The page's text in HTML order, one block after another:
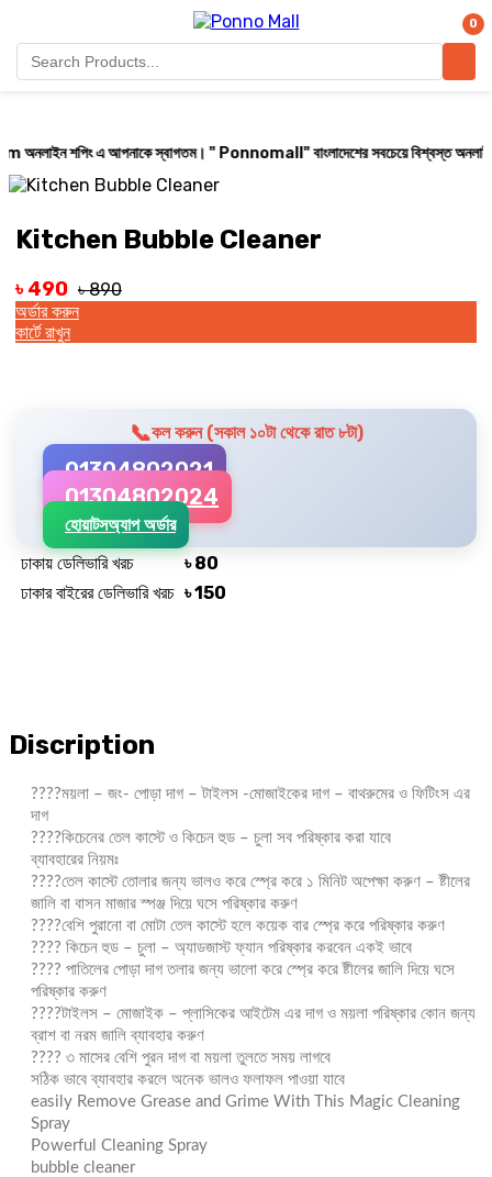
শপিং এ আপনাকে স্বাগতম। " Ponnomall" বাংলাদেশের সবচেয়ে বিশ্বস্ত অনলাইন শপ।
0
Kitchen Bubble Cleaner
৳ 490 ৳ 890
অর্ডার করুন
কার্টে রাখুন
📞কল করুন (সকাল ১০টা থেকে রাত ৮টা)
01304802021
01304802024
হোয়াটসঅ্যাপ অর্ডার
ঢাকায় ডেলিভারি খরচ
৳ 80
ঢাকার বাইরের ডেলিভারি খরচ ৳ 150
Discription
????ময়লা – জং- পোড়া দাগ – টাইলস -মোজাইকের দাগ – বাথরুমের ও ফিটিংস এর
দাগ
????কিচেনের তেল কাস্টে ও কিচেন হুড – চুলা সব পরিষ্কার করা যাবে
ব্যাবহারের নিয়মঃ
????তেল কাস্টে তোলার জন্য ভালও করে স্প্রে করে ১ মিনিট অপেক্ষা করুণ – ষ্টীলের
জালি বা বাসন মাজার স্পঞ্জ দিয়ে ঘসে পরিষ্কার করুণ
????বেশি পুরানো বা মোটা তেল কাস্টে হলে কয়েক বার স্প্রে করে পরিষ্কার করুণ
???? কিচেন হুড – চুলা – অ্যাডজাস্ট ফ্যান পরিষ্কার করবেন একই ভাবে
???? পাতিলের পোড়া দাগ তলার জন্য ভালো করে স্প্রে করে ষ্টীলের জালি দিয়ে ঘসে
পরিষ্কার করুণ
????টাইলস – মোজাইক – প্লাসিকের আইটেম এর দাগ ও ময়লা পরিষ্কার কোন জন্য
ব্রাশ বা নরম জালি ব্যাবহার করুণ
???? ৩ মাসের বেশি পুরন দাগ বা ময়লা তুলতে সময় লাগবে
সঠিক ভাবে ব্যাবহার করলে অনেক ভালও ফলাফল পাওয়া যাবে
easily Remove Grease and Grime With This Magic Cleaning
Spray
Powerful Cleaning Spray
bubble cleaner